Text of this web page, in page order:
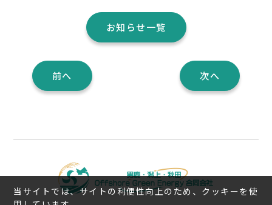
前へ
お知らせ一覧
次へ
当サイトでは、サイトの利便性向上のため、クッキーを使